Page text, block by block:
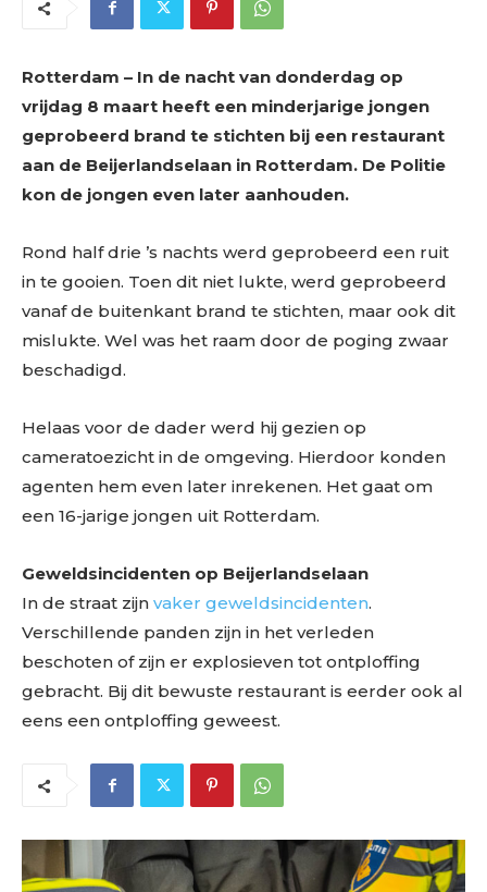
Rotterdam – In de nacht van donderdag op
vrijdag 8 maart heeft een minderjarige jongen
geprobeerd brand te stichten bij een restaurant
aan de Beijerlandselaan in Rotterdam. De Politie
kon de jongen even later aanhouden.
Rond half drie ’s nachts werd geprobeerd een ruit
in te gooien. Toen dit niet lukte, werd geprobeerd
vanaf de buitenkant brand te stichten, maar ook dit
mislukte. Wel was het raam door de poging zwaar
beschadigd.
Helaas voor de dader werd hij gezien op
cameratoezicht in de omgeving. Hierdoor konden
agenten hem even later inrekenen. Het gaat om
een 16-jarige jongen uit Rotterdam.
Geweldsincidenten op Beijerlandselaan
In de straat zijn vaker geweldsincidenten.
Verschillende panden zijn in het verleden
beschoten of zijn er explosieven tot ontploffing
gebracht. Bij dit bewuste restaurant is eerder ook al
eens een ontploffing geweest.